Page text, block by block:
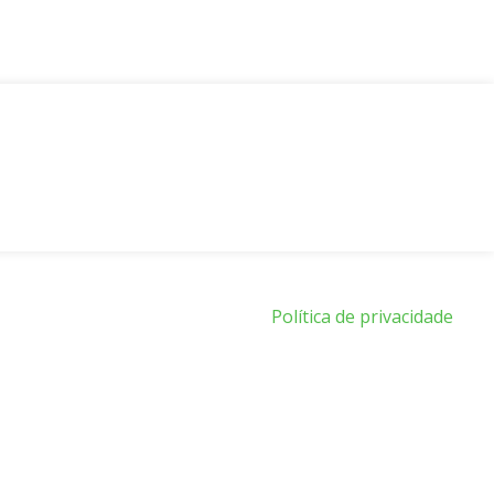
Política de privacidade